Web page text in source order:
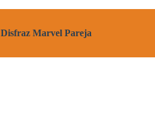
Disfraz Marvel Pareja